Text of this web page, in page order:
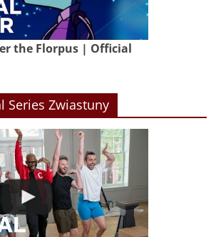
the Florpus | Official
Series Zwiastuny